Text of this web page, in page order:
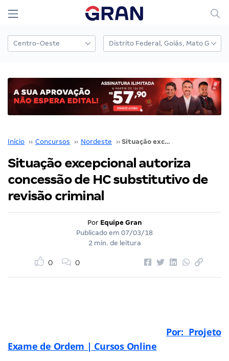
Início ›› Concursos ›› Nordeste ›› Situação excepcional autoriza concessão de HC substitutivo de revisão criminal
Situação excepcional autoriza
concessão de HC substitutivo de
revisão criminal
Por Equipe Gran
Publicado em 07/03/18
2 min. de leitura
0 0
Por: Projeto
Exame de Ordem | Cursos Online